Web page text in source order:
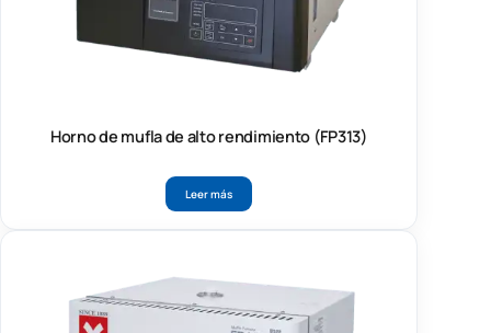
Horno de mufla de alto rendimiento (FP313)
Leer más